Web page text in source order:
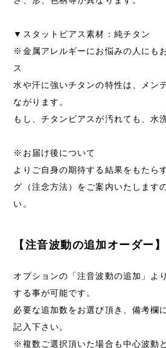
▼スタットピアス素材：純チタン
※金属アレルギーにお悩みの人にも
ス
水や汗に強いチタンの特性は、メン
ながります。
もし、チタンピアスが汚れても、水
※お届け後について
よりご自身の期待する結果をもたら
グ（注念方法）をご案内いたします
い。
【注音波動の追加オーダー】
オプションの「注音波動の追加」よ
する事が可能です。
必要な追加数をお選び頂き、備考欄
記入下さい。
※複数ご選択頂いた場合も中心波動